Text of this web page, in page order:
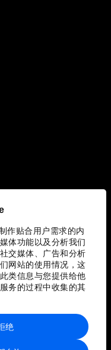
作贴合用户需求的内
体功能以及分析我们
交媒体、广告和分析
网站的使用情况，这
类信息与您提供给他
务的过程中收集的其
绝